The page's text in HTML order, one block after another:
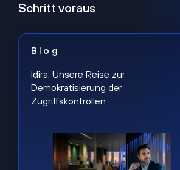
Schritt voraus
Blog
Idira: Unsere Reise zur
Demokratisierung der
Zugriffskontrollen